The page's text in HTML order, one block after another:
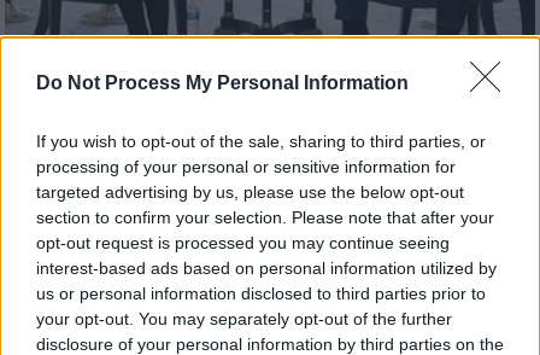
Do Not Process My Personal Information
If you wish to opt-out of the sale, sharing to third parties, or
processing of your personal or sensitive information for
targeted advertising by us, please use the below opt-out
section to confirm your selection. Please note that after your
opt-out request is processed you may continue seeing
interest-based ads based on personal information utilized by
us or personal information disclosed to third parties prior to
your opt-out. You may separately opt-out of the further
disclosure of your personal information by third parties on the
Στην αντεπίθεση η ΕΕ κατά Τραμπ:
Ετοιμάζει δασμούς ύψους 93 δισ. ευρώ
ως αντίποινα
Το παρασκήνιο των συνομιλιών για
αντίποινα στον Τραμπ αποκαλύπτουν οι
Financial Times